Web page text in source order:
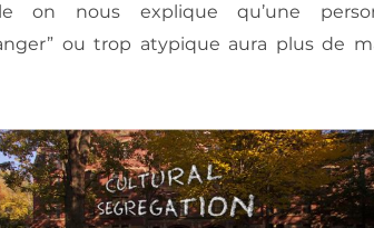
on nous explique qu’une
ou trop atypique aura plus de